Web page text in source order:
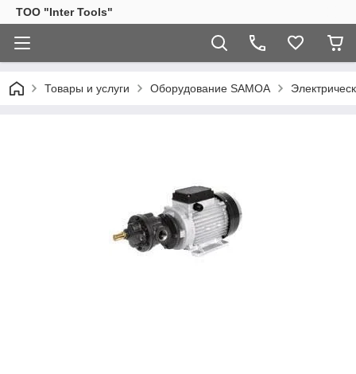
ТОО "Inter Tools"
Товары и услуги Оборудование SAMOA